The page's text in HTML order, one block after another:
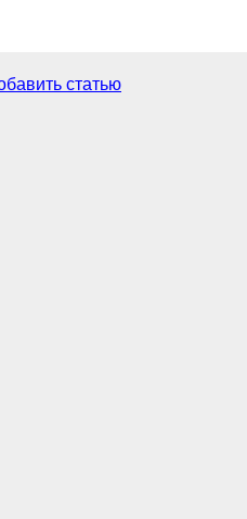
статью